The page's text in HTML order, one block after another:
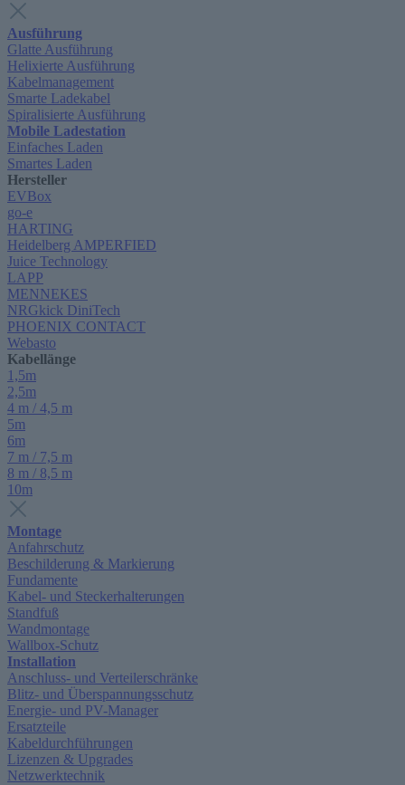
Ausführung
Glatte Ausführung
Helixierte Ausführung
Kabelmanagement
Smarte Ladekabel
Spiralisierte Ausführung
Mobile Ladestation
Einfaches Laden
Smartes Laden
Hersteller
EVBox
go-e
HARTING
Heidelberg AMPERFIED
Juice Technology
LAPP
MENNEKES
NRGkick DiniTech
PHOENIX CONTACT
Webasto
Kabellänge
1,5m
2,5m
4 m / 4,5 m
5m
6m
7 m / 7,5 m
8 m / 8,5 m
10m
Montage
Anfahrschutz
Beschilderung & Markierung
Fundamente
Kabel- und Steckerhalterungen
Standfuß
Wandmontage
Wallbox-Schutz
Installation
Anschluss- und Verteilerschränke
Blitz- und Überspannungsschutz
Energie- und PV-Manager
Ersatzteile
Kabeldurchführungen
Lizenzen & Upgrades
Netzwerktechnik